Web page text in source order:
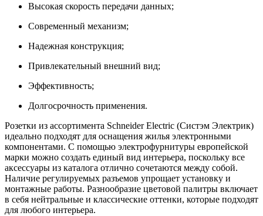
Высокая скорость передачи данных;
Современный механизм;
Надежная конструкция;
Привлекательный внешний вид;
Эффективность;
Долгосрочность применения.
Розетки из ассортимента Schneider Electric (Систэм Электрик)
идеально подходят для оснащения жилья электронными
компонентами. С помощью электрофурнитуры европейской
марки можно создать единый вид интерьера, поскольку все
аксессуары из каталога отлично сочетаются между собой.
Наличие регулируемых разъемов упрощает установку и
монтажные работы. Разнообразие цветовой палитры включает
в себя нейтральные и классические оттенки, которые подходят
для любого интерьера.